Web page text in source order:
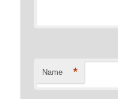
Name *